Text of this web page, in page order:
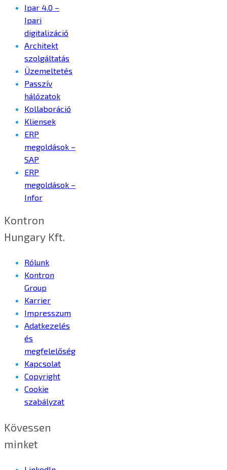
Ipar 4.0 –
Ipari
digitalizáció
Architekt
szolgáltatás
Üzemeltetés
Passzív
hálózatok
Kollaboráció
Kliensek
ERP
megoldások –
SAP
ERP
megoldások –
Infor
Kontron
Hungary Kft.
Rólunk
Kontron
Group
Karrier
Impresszum
Adatkezelés
és
megfelelőség
Kapcsolat
Copyright
Cookie
szabályzat
Kövessen
minket